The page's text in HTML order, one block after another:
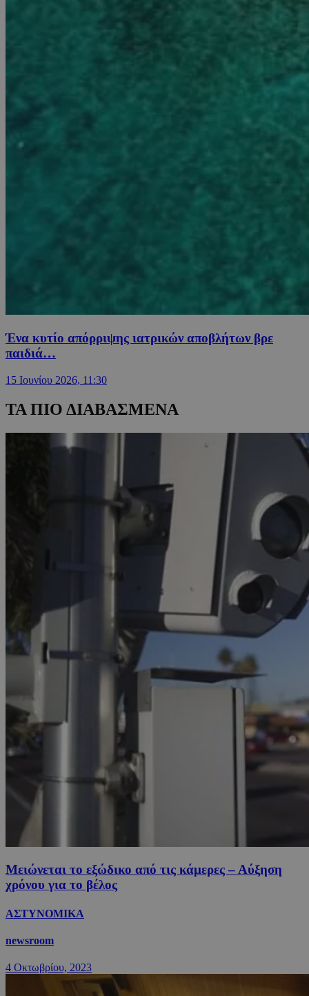
Ένα κυτίο απόρριψης ιατρικών αποβλήτων βρε
παιδιά…
15 Ιουνίου 2026, 11:30
ΤΑ ΠΙΟ ΔΙΑΒΑΣΜΕΝΑ
Μειώνεται το εξώδικο από τις κάμερες – Αύξηση
χρόνου για το βέλος
ΑΣΤΥΝΟΜΙΚΑ
newsroom
4 Οκτωβρίου, 2023